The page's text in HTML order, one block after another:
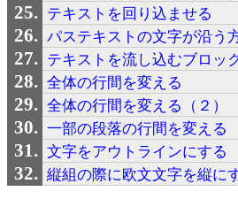
テキストを回り込ませる
パステキストの文字が沿う
テキストを流し込むブロッ
全体の行間を変える
全体の行間を変える（２）
一部の段落の行間を変える
文字をアウトラインにする
縦組の際に欧文文字を縦に